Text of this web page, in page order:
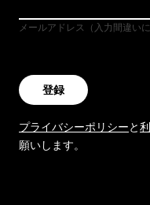
メールアドレス（入力間違い
登録
プライバシーポリシーと
願いします。